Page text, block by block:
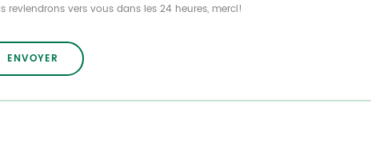
reviendrons vers vous dans les 24 heures, merci!